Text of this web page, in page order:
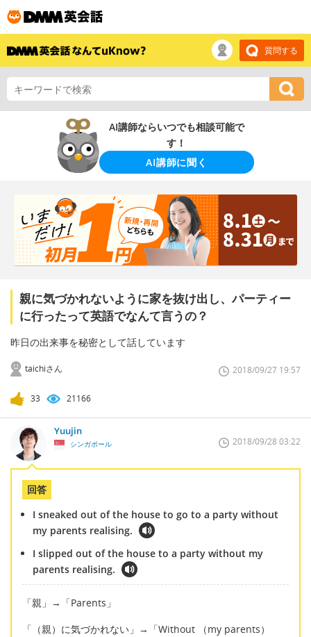
質問する
AI講師ならいつでも相談可能で
す！
AI講師に聞く
親に気づかれないように家を抜け出し、パーティー
に行ったって英語でなんて言うの？
昨日の出来事を秘密として話しています
taichiさん 2018/09/27 19:57
33 21166
Yuujin
シンガポール 2018/09/28 03:22
回答
I sneaked out of the house to go to a party without
my parents realising.
I slipped out of the house to a party without my
parents realising.
「親」→「Parents」
「（親）に気づかれない」→「Without （my parents）